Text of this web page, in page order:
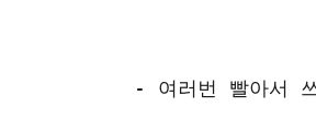
- 여러번 빨아서